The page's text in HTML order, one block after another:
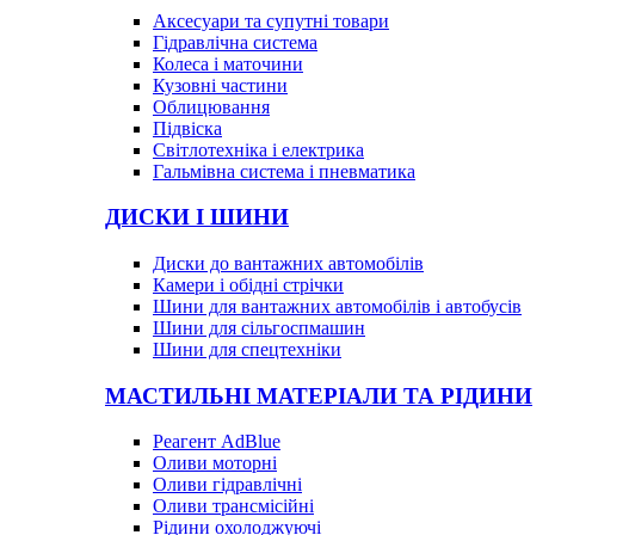
Аксесуари та супутні товари
Гідравлічна система
Колеса і маточини
Кузовні частини
Облицювання
Підвіска
Світлотехніка і електрика
Гальмівна система і пневматика
ДИСКИ І ШИНИ
Диски до вантажних автомобілів
Камери і обідні стрічки
Шини для вантажних автомобілів і автобусів
Шини для сільгоспмашин
Шини для спецтехніки
МАСТИЛЬНІ МАТЕРІАЛИ ТА РІДИНИ
Реагент AdBlue
Оливи моторні
Оливи гідравлічні
Оливи трансмісійні
Рідини охолоджуючі